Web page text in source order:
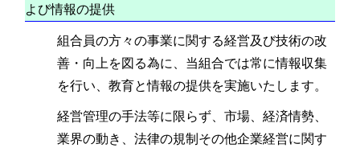
よび情報の提供
組合員の方々の事業に関する経営及び技術の改
善・向上を図る為に、当組合では常に情報収集
を行い、教育と情報の提供を実施いたします。
経営管理の手法等に限らず、市場、経済情勢、
業界の動き、法律の規制その他企業経営に関す